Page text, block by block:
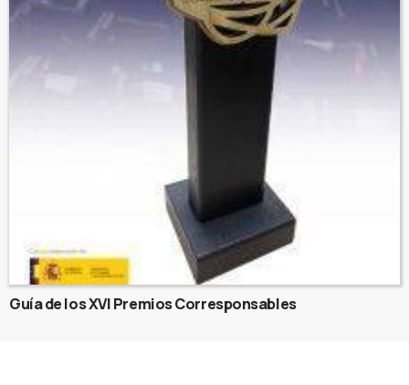
Guía de los XVI Premios Corresponsables